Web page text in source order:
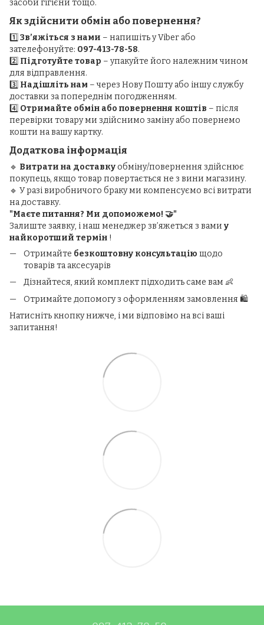
засоби гігієни тощо.
Як здійснити обмін або повернення?
1️⃣ Зв’яжіться з нами – напишіть у Viber або
зателефонуйте: 097-413-78-58.
2️⃣ Підготуйте товар – упакуйте його належним чином
для відправлення.
3️⃣ Надішліть нам – через Нову Пошту або іншу службу
доставки за попереднім погодженням.
4️⃣ Отримайте обмін або повернення коштів – після
перевірки товару ми здійснимо заміну або повернемо
кошти на вашу картку.
Додаткова інформація
🔹 Витрати на доставкуобміну/повернення здійснює
покупець, якщо товар повертається не з вини магазину.
🔹 У разі виробничого браку ми компенсуємо всі витрати
на доставку.
"Маєте питання? Ми допоможемо! 🤝"
Залиште заявку, і наш менеджер зв’яжеться з вами у
найкоротший термін !
Отримайте безкоштовну консультацію щодо
товарів та аксесуарів
Дізнайтеся, який комплект підходить саме вам 👶
Отримайте допомогу з оформленням замовлення 🛍️
Натисніть кнопку нижче, і ми відповімо на всі ваші
запитання!